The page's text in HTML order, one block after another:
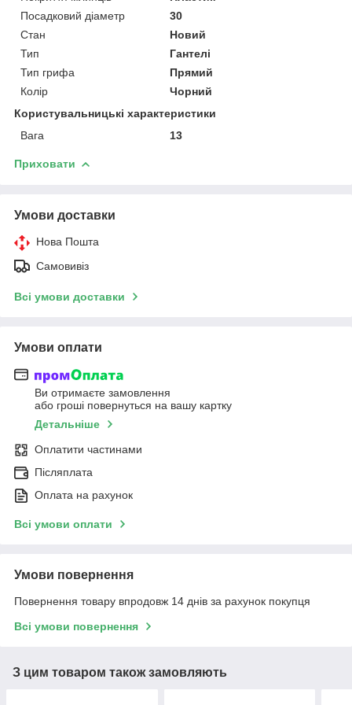
Посадковий діаметр
30
Стан
Новий
Тип
Гантелі
Тип грифа
Прямий
Колір
Чорний
Користувальницькі характеристики
Вага
13
Приховати
Умови доставки
Нова Пошта
Самовивіз
Всі умови доставки
Умови оплати
Ви отримаєте замовлення
або гроші повернуться на вашу картку
Детальніше
Оплатити частинами
Післяплата
Оплата на рахунок
Всі умови оплати
Умови повернення
Повернення товару впродовж 14 днів за рахунок покупця
Всі умови повернення
З цим товаром також замовляють